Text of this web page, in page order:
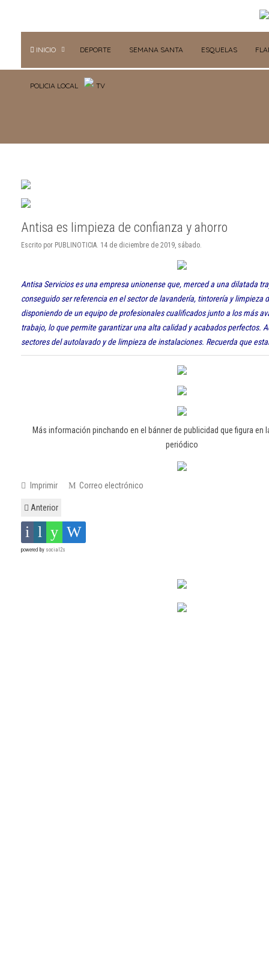
INICIO DEPORTE SEMANA SANTA ESQUELAS
POLICIA LOCAL TV
Antisa es limpieza de confianza y ahorro
Escrito por PUBLINOTICIA. 14 de diciembre de 2019, sábado.
Antisa Servicios es una empresa unionense que, merced a una dilatada
conseguido ser referencia en el sector de lavandería, tintorería y limpieza
disponiendo de un equipo de profesionales cualificados junto a los más
trabajo, lo que permite garantizar una alta calidad y acabados perfectos.
sectores del autolavado y de limpieza de instalaciones. Recuerda que
Más información pinchando en el bánner de publicidad que figura en
periódico
Imprimir Correo electrónico
Anterior
powered by social2s